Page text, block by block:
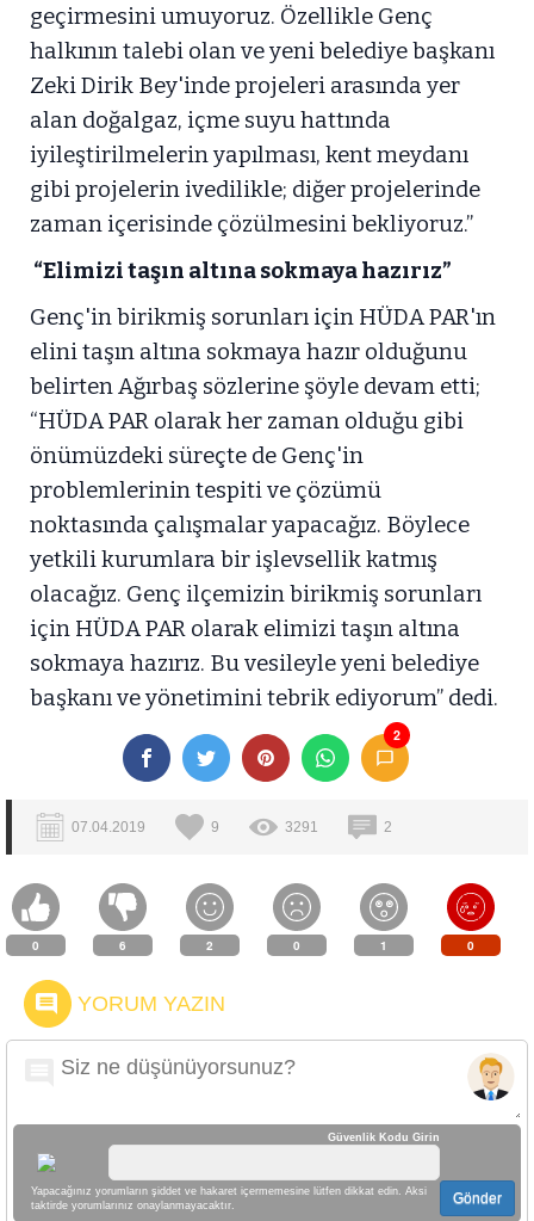
geçirmesini umuyoruz. Özellikle Genç
halkının talebi olan ve yeni belediye başkanı
Zeki Dirik Bey'inde projeleri arasında yer
alan doğalgaz, içme suyu hattında
iyileştirilmelerin yapılması, kent meydanı
gibi projelerin ivedilikle; diğer projelerinde
zaman içerisinde çözülmesini bekliyoruz.”
“Elimizi taşın altına sokmaya hazırız”
Genç'in birikmiş sorunları için HÜDA PAR'ın
elini taşın altına sokmaya hazır olduğunu
belirten Ağırbaş sözlerine şöyle devam etti;
“HÜDA PAR olarak her zaman olduğu gibi
önümüzdeki süreçte de Genç'in
problemlerinin tespiti ve çözümü
noktasında çalışmalar yapacağız. Böylece
yetkili kurumlara bir işlevsellik katmış
olacağız. Genç ilçemizin birikmiş sorunları
için HÜDA PAR olarak elimizi taşın altına
sokmaya hazırız. Bu vesileyle yeni belediye
başkanı ve yönetimini tebrik ediyorum” dedi.
2
07.04.2019 9 3291 2
0 6 2 0 1 0
YORUM YAZIN
Güvenlik Kodu Girin
Yapacağınız yorumların şiddet ve hakaret içermemesine lütfen dikkat edin. Aksi
taktirde yorumlarınız onaylanmayacaktır.
Gönder